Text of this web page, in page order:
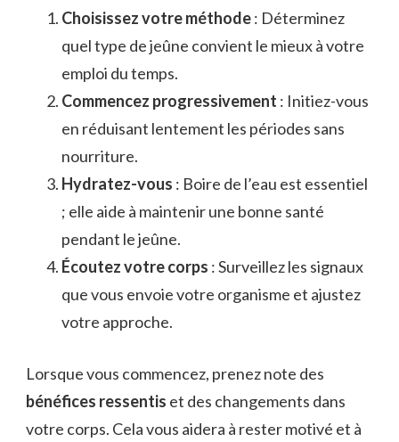
Choisissez votre méthode: Déterminez
quel type de jeûne convient le mieux à votre
emploi du temps.
Commencez progressivement : Initiez-vous
en réduisant lentement les périodes sans
nourriture.
Hydratez-vous : Boire de l’eau est essentiel
; elle aide à maintenir une bonne santé
pendant le jeûne.
Écoutez votre corps : Surveillez les signaux
que vous envoie votre organisme et ajustez
votre approche.
Lorsque vous commencez, prenez note des
bénéfices ressentis et des changements dans
votre corps. Cela vous aidera à rester motivé et à